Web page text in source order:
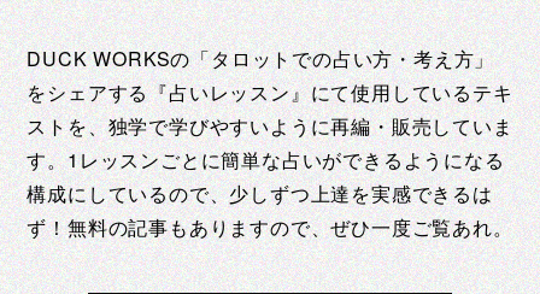
DUCK WORKSの「タロットでの占い方・考え方」
をシェアする『占いレッスン』にて使用しているテキ
ストを、独学で学びやすいように再編・販売していま
す。1レッスンごとに簡単な占いができるようになる
構成にしているので、少しずつ上達を実感できるは
ず！無料の記事もありますので、ぜひ一度ご覧あれ。